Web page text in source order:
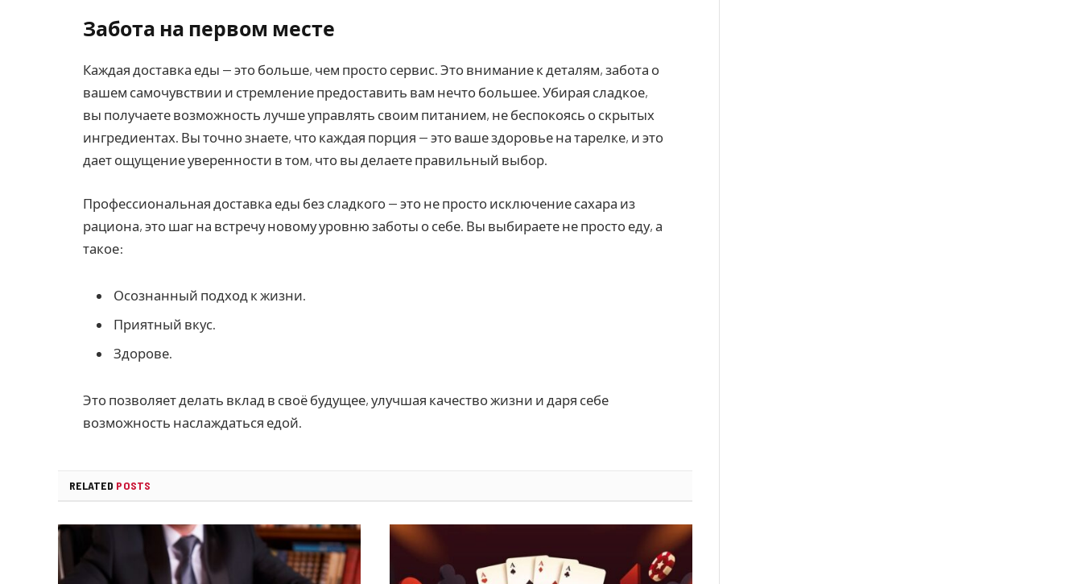
Забота на первом месте
Каждая доставка еды — это больше, чем просто сервис. Это внимание к деталям, забота о
вашем самочувствии и стремление предоставить вам нечто большее. Убирая сладкое,
вы получаете возможность лучше управлять своим питанием, не беспокоясь о скрытых
ингредиентах. Вы точно знаете, что каждая порция — это ваше здоровье на тарелке, и это
дает ощущение уверенности в том, что вы делаете правильный выбор.
Профессиональная доставка еды без сладкого — это не просто исключение сахара из
рациона, это шаг на встречу новому уровню заботы о себе. Вы выбираете не просто еду, а
такое:
Осознанный подход к жизни.
Приятный вкус.
Здорове.
Это позволяет делать вклад в своё будущее, улучшая качество жизни и даря себе
возможность наслаждаться едой.
RELATED POSTS